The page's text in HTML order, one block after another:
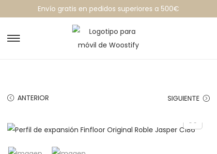
Envío gratis en pedidos superiores a 500€
ANTERIOR SIGUIENTE